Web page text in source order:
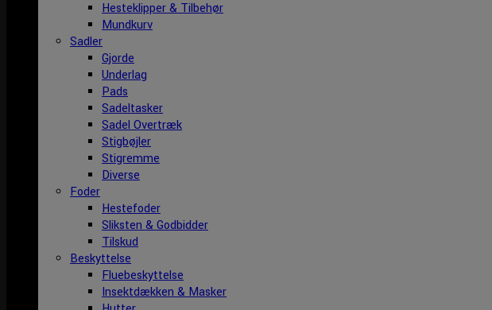
Hesteklipper & Tilbehør
Mundkurv
Sadler
Gjorde
Underlag
Pads
Sadeltasker
Sadel Overtræk
Stigbøjler
Stigremme
Diverse
Foder
Hestefoder
Sliksten & Godbidder
Tilskud
Beskyttelse
Fluebeskyttelse
Insektdækken & Masker